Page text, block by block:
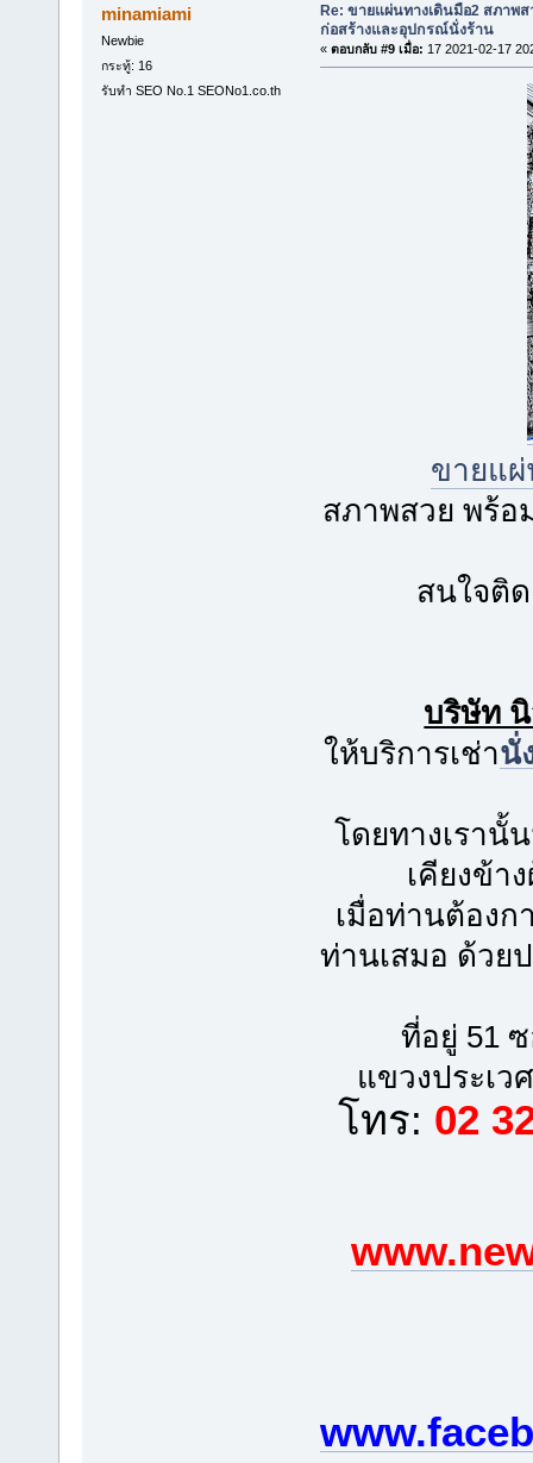
minamiami
Newbie
กระทู้: 16
รับทำ SEO No.1 SEONo1.co.th
Re: ขายแผ่นทางเดินมือ2 สภาพ
ก่อสร้างและอุปกรณ์นั่งร้าน
« ตอบกลับ #9 เมื่อ: 17 2021-02-17
ขายแผ่
สภาพสวย พร้อ
สนใจติ
บริษัท
ให้บริการเช่านั่
โดยทางเรานั้
เคียงข้า
เมื่อท่านต้องก
ท่านเสมอ ด้วย
ที่อยู่ 51
แขวงประเว
โทร: 02